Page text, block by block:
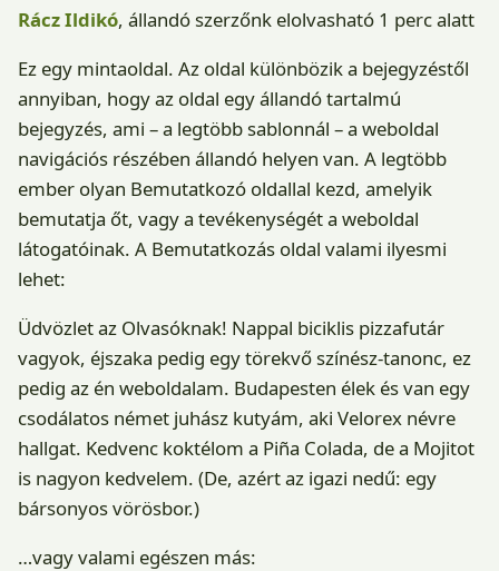
Rácz Ildikó, állandó szerzőnk elolvasható 1 perc alatt
Ez egy mintaoldal. Az oldal különbözik a bejegyzéstől
annyiban, hogy az oldal egy állandó tartalmú
bejegyzés, ami – a legtöbb sablonnál – a weboldal
navigációs részében állandó helyen van. A legtöbb
ember olyan Bemutatkozó oldallal kezd, amelyik
bemutatja őt, vagy a tevékenységét a weboldal
látogatóinak. A Bemutatkozás oldal valami ilyesmi
lehet:
Üdvözlet az Olvasóknak! Nappal biciklis pizzafutár
vagyok, éjszaka pedig egy törekvő színész-tanonc, ez
pedig az én weboldalam. Budapesten élek és van egy
csodálatos német juhász kutyám, aki Velorex névre
hallgat. Kedvenc koktélom a Piña Colada, de a Mojitot
is nagyon kedvelem. (De, azért az igazi nedű: egy
bársonyos vörösbor.)
…vagy valami egészen más: